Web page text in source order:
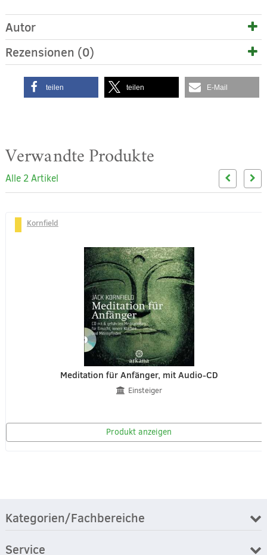
Autor
Rezensionen (0)
teilen teilen E-Mail
Verwandte Produkte
Alle 2 Artikel
Kornfield
Meditation für Anfänger, mit Audio-CD
Einsteiger
Produkt anzeigen
Kategorien/Fachbereiche
Service